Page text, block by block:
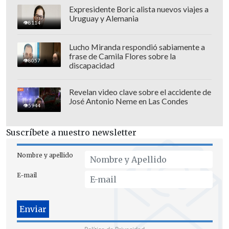
En tanto, el miércoles 10 de junio a la
misma hora, se habilitará una preventa
exclusiva para clientes de la caja de
compensación auspiciadora.
Por su parte,
la venta general para el
a las 10:00 horas por la misma
8114
Expresidente Boric alista nuevos viajes a
Uruguay y Alemania
8057
Lucho Miranda respondió sabiamente a
frase de Camila Flores sobre la
discapacidad
5944
Revelan video clave sobre el accidente de
José Antonio Neme en Las Condes
Suscríbete a nuestro newsletter
Nombre y apellido
E-mail